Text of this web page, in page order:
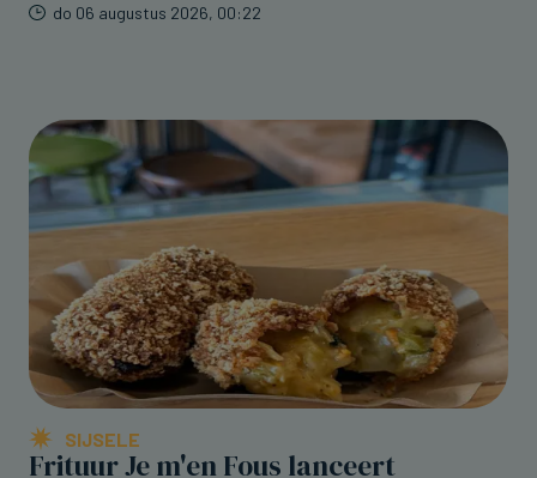
do 06 augustus 2026, 00:22
SIJSELE
Frituur Je m'en Fous lanceert